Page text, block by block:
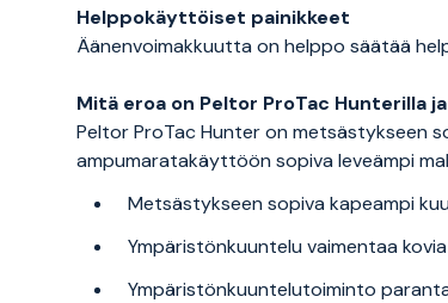
Helppokäyttöiset painikkeet
Äänenvoimakkuutta on helppo säätää
Mitä eroa on Peltor ProTac Hunterilla
Peltor ProTac Hunter on metsästykseen
ampumaratakäyttöön sopiva leveämpi
Metsästykseen sopiva kapeampi
Ympäristönkuuntelu vaimentaa
Ympäristönkuuntelutoiminto